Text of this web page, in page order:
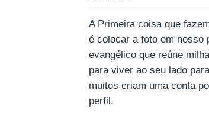
A Primeira coisa que
é colocar a foto em nosso
evangélico que reúne
para viver ao seu lado
muitos criam uma conta
perfil.